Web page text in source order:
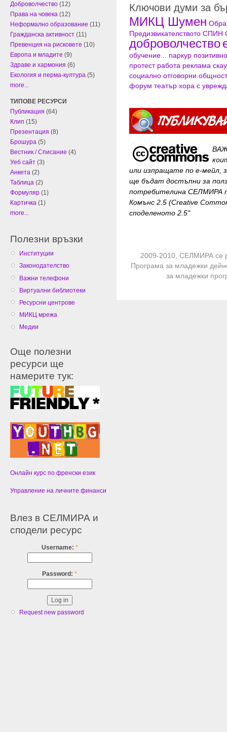
Доброволчество (12)
Права на човека (12)
Неформално образование (11)
Гражданска активност (11)
Превенция на рисковете (10)
Европа и младите (9)
Здраве и хармония (6)
Екология и перма-култура (5)
more...
ТИПОВЕ РЕСУРСИ
Публикация (64)
Клип (15)
Презентация (8)
Брошура (5)
Вестник / Списание (4)
Уеб сайт (3)
Анкета (2)
Таблица (2)
Формуляр (1)
Картичка (1)
more...
Полезни връзки
Институции
Законодателство
Важни телефони
Виртуални библиотеки
Ресурсни центрове
МИКЦ мрежа
Медии
Още полезни
ресурси ще
намерите тук:
Онлайн курс по френски език
Управление на личните финанси
Влез в СЕЛМИРА и
сподели ресурс
Username: *
Password: *
Request new password
Ключови думи за
МИКЦ Шумен
Предизвикателството СПИН
доброволчество
обучение... паркур позитивно
протест работа реклама
социално отговорни
форум театър хора с
или изпращате по е-мейл,
ще бъдат достъпни за
потребителина СЕЛМИРА
Комънс 2.5 (Creative
споделеното 2.5"
2009-2010, СЕЛМИРА се
Програма за младежки
за младежки